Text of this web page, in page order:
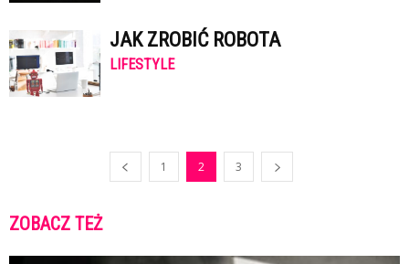
JAK ZROBIĆ ROBOTA
LIFESTYLE
1 2 3
ZOBACZ TEŻ